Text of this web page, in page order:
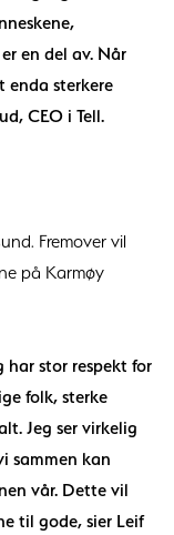
en del av. Når
enda sterkere
CEO i Tell.
Fremover vil
på Karmøy
har stor respekt for
folk, sterke
Jeg ser virkelig
sammen kan
vår. Dette vil
til gode, sier Leif